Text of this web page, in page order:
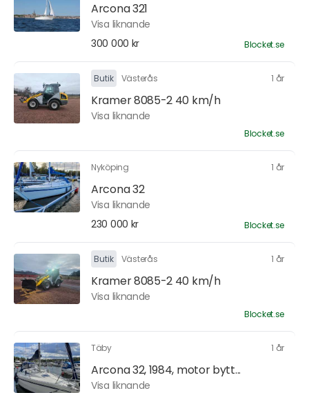
Arcona 321
Visa liknande
300 000 kr
Blocket.se
Butik Västerås 1 år
Kramer 8085-2 40 km/h
Visa liknande
Blocket.se
Nyköping 1 år
Arcona 32
Visa liknande
230 000 kr
Blocket.se
Butik Västerås 1 år
Kramer 8085-2 40 km/h
Visa liknande
Blocket.se
Täby 1 år
Arcona 32, 1984, motor bytt...
Visa liknande